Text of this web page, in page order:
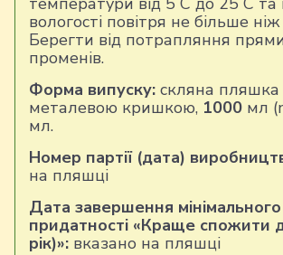
вологості повітря не більше
Берегти від потрапляння
променів.
Форма випуску: скляна пляшка
металевою кришкою, 1000 мл
мл.
Номер партії (дата)
на пляшці
Дата завершення
придатності «Краще спожити
рік)»: вказано на пляшці